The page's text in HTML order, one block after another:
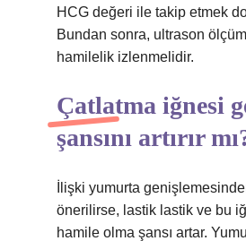
HCG değeri ile takip etmek
Bundan sonra, ultrason
hamilelik izlenmelidir.
Çatlatma iğnesi
şansını artırır
İlişki yumurta
önerilirse, lastik lastik ve bu
hamile olma şansı artar.